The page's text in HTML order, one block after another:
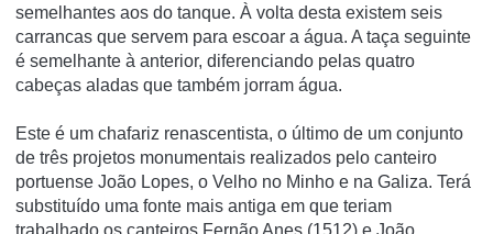
semelhantes aos do tanque. À volta desta existem seis
carrancas que servem para escoar a água. A taça seguinte
é semelhante à anterior, diferenciando pelas quatro
cabeças aladas que também jorram água.
Este é um chafariz renascentista, o último de um conjunto
de três projetos monumentais realizados pelo canteiro
portuense João Lopes, o Velho no Minho e na Galiza. Terá
substituí­do uma fonte mais antiga em que teriam